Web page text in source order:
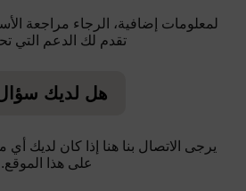
لمعلومات إضافية، الرجاء مراجعة
تقدم لك الدعم التي
هل لديك
يرجى الاتصال بنا هنا إذا كان لديك
على هذا الموقع.